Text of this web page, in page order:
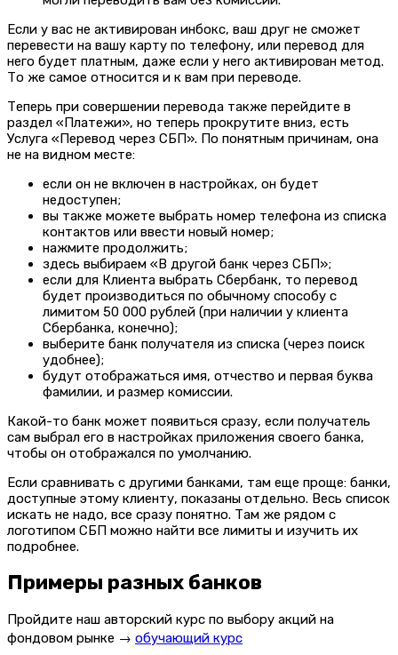
Если у вас не активирован инбокс, ваш друг не сможет
перевести на вашу карту по телефону, или перевод для
него будет платным, даже если у него активирован метод.
То же самое относится и к вам при переводе.
Теперь при совершении перевода также перейдите в
раздел «Платежи», но теперь прокрутите вниз, есть
Услуга «Перевод через СБП». По понятным причинам, она
не на видном месте:
если он не включен в настройках, он будет
недоступен;
вы также можете выбрать номер телефона из списка
контактов или ввести новый номер;
нажмите продолжить;
здесь выбираем «В другой банк через СБП»;
если для Клиента выбрать Сбербанк, то перевод
будет производиться по обычному способу с
лимитом 50 000 рублей (при наличии у клиента
Сбербанка, конечно);
выберите банк получателя из списка (через поиск
удобнее);
будут отображаться имя, отчество и первая буква
фамилии, и размер комиссии.
Какой-то банк может появиться сразу, если получатель
сам выбрал его в настройках приложения своего банка,
чтобы он отображался по умолчанию.
Если сравнивать с другими банками, там еще проще: банки,
доступные этому клиенту, показаны отдельно. Весь список
искать не надо, все сразу понятно. Там же рядом с
логотипом СБП можно найти все лимиты и изучить их
подробнее.
Примеры разных банков
Пройдите наш авторский курс по выбору акций на
фондовом рынке → обучающий курс